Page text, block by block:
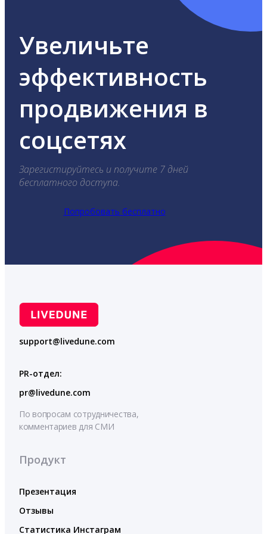
Увеличьте
эффективность
продвижения в
соцсетях
Зарегистируйтесь и получите 7 дней
бесплатного доступа.
Попробовать бесплатно
support@livedune.com
PR-отдел:
pr@livedune.com
По вопросам сотрудничества,
комментариев для СМИ
Продукт
Презентация
Отзывы
Статистика Инстаграм